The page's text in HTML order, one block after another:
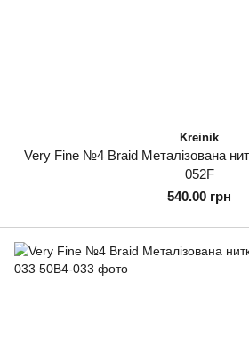
Kreinik
Very Fine №4 Braid Металізована
052F
540.00 грн